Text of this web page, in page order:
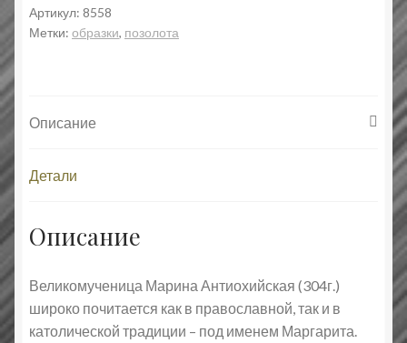
Марина.
Образок.
Артикул: 8558
Метки: образки, позолота
Описание
Детали
Описание
Великомученица Марина Антиохийская (304г.)
широко почитается как в православной, так и в
католической традиции – под именем Маргарита.